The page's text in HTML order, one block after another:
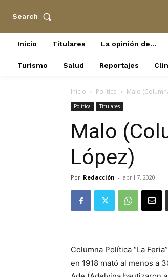
Search
Inicio Titulares La opinión de…
Turismo Salud Reportajes
Inicio Política Malo
Política Titulares
Malo
López)
Por Redacción - abril 7, 2020
Columna Política “La
en 1918 mató al menos a